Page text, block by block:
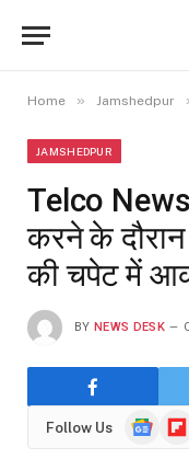
Home » Jamshedpur
JAMSHEDPUR
Telco
करने के
की चपेट में
BY NEWS DESK
Follow Us
Google